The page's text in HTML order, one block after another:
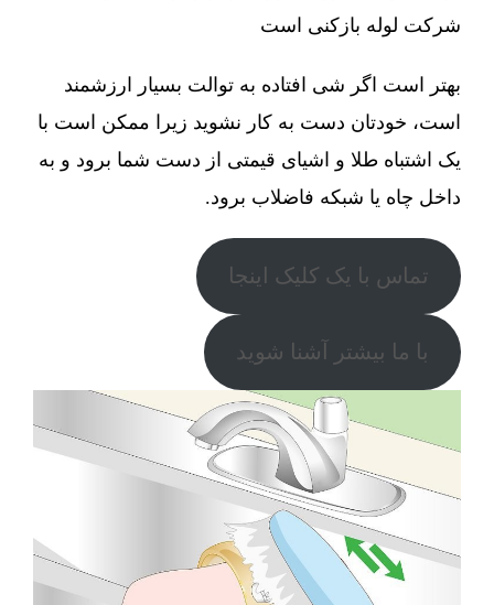
شرکت لوله بازکنی است
بهتر است اگر شی افتاده به توالت بسیار ارزشمند
است، خودتان دست به کار نشوید زیرا ممکن است با
یک اشتباه طلا و اشیای قیمتی از دست شما برود و به
داخل چاه یا شبکه فاضلاب برود.
تماس با یک کلیک اینجا
با ما بیشتر آشنا شوید